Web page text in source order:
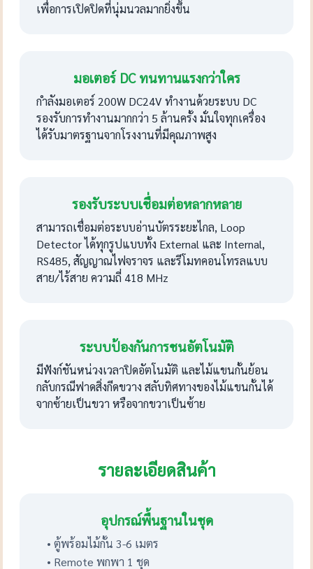
เพื่อการเปิดปิดที่นุ่มนวลมากยิ่งขึ้น
มอเตอร์ DC ทนทานแรงกว่าใคร
กำลังมอเตอร์ 200W DC24V ทำงานด้วยระบบ DC
รองรับการทำงานมากกว่า 5 ล้านครั้ง มั่นใจทุกเครื่อง
ได้รับมาตรฐานจากโรงงานที่มีคุณภาพสูง
รองรับระบบเชื่อมต่อหลากหลาย
สามารถเชื่อมต่อระบบอ่านบัตรระยะไกล, Loop
Detector ได้ทุกรูปแบบทั้ง External และ Internal,
RS485, สัญญาณไฟจราจร และรีโมทคอนโทรลแบบ
สาย/ไร้สาย ความถี่ 418 MHz
ระบบป้องกันการชนอัตโนมัติ
มีฟังก์ชันหน่วงเวลาปิดอัตโนมัติ และไม้แขนกั้นย้อน
กลับกรณีฟาดสิ่งกีดขวาง สลับทิศทางของไม้แขนกั้นได้
จากซ้ายเป็นขวา หรือจากขวาเป็นซ้าย
รายละเอียดสินค้า
อุปกรณ์พื้นฐานในชุด
• ตู้พร้อมไม้กั้น 3-6 เมตร
• Remote พกพา 1 ชุด